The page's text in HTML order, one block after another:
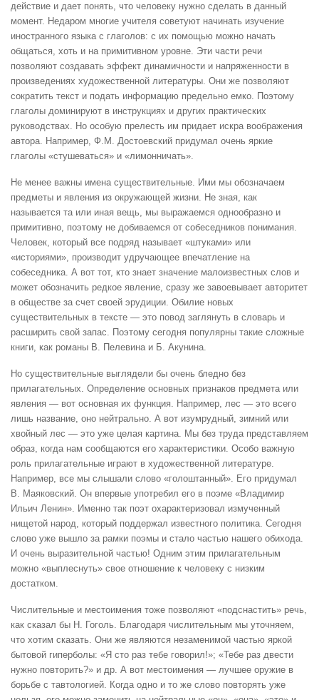
действие и дает понять, что человеку нужно сделать в данный
момент. Недаром многие учителя советуют начинать изучение
иностранного языка с глаголов: с их помощью можно начать
общаться, хоть и на примитивном уровне. Эти части речи
позволяют создавать эффект динамичности и напряженности в
произведениях художественной литературы. Они же позволяют
сократить текст и подать информацию предельно емко. Поэтому
глаголы доминируют в инструкциях и других практических
руководствах. Но особую прелесть им придает искра воображения
автора. Например, Ф.М. Достоевский придумал очень яркие
глаголы «стушеваться» и «лимонничать».
Не менее важны имена существительные. Ими мы обозначаем
предметы и явления из окружающей жизни. Не зная, как
называется та или иная вещь, мы выражаемся однообразно и
примитивно, поэтому не добиваемся от собеседников понимания.
Человек, который все подряд называет «штуками» или
«историями», производит удручающее впечатление на
собеседника. А вот тот, кто знает значение малоизвестных слов и
может обозначить редкое явление, сразу же завоевывает авторитет
в обществе за счет своей эрудиции. Обилие новых
существительных в тексте — это повод заглянуть в словарь и
расширить свой запас. Поэтому сегодня популярны такие сложные
книги, как романы В. Пелевина и Б. Акунина.
Но существительные выглядели бы очень бледно без
прилагательных. Определение основных признаков предмета или
явления — вот основная их функция. Например, лес — это всего
лишь название, оно нейтрально. А вот изумрудный, зимний или
хвойный лес — это уже целая картина. Мы без труда представляем
образ, когда нам сообщаются его характеристики. Особо важную
роль прилагательные играют в художественной литературе.
Например, все мы слышали слово «голоштанный». Его придумал
В. Маяковский. Он впервые употребил его в поэме «Владимир
Ильич Ленин». Именно так поэт охарактеризовал измученный
нищетой народ, который поддержал известного политика. Сегодня
слово уже вышло за рамки поэмы и стало частью нашего обихода.
И очень выразительной частью! Одним этим прилагательным
можно «выплеснуть» свое отношение к человеку с низким
достатком.
Числительные и местоимения тоже позволяют «подснастить» речь,
как сказал бы Н. Гоголь. Благодаря числительным мы уточняем,
что хотим сказать. Они же являются незаменимой частью яркой
бытовой гиперболы: «Я сто раз тебе говорил!»; «Тебе раз двести
нужно повторить?» и др. А вот местоимения — лучшее оружие в
борьбе с тавтологией. Когда одно и то же слово повторять уже